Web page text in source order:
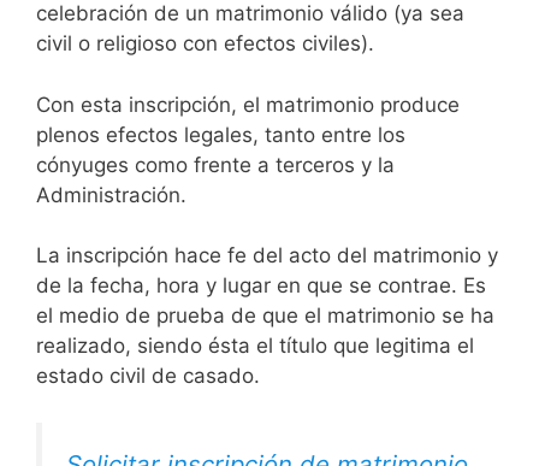
celebración de un matrimonio válido (ya sea
civil o religioso con efectos civiles).
Con esta inscripción, el matrimonio produce
plenos efectos legales, tanto entre los
cónyuges como frente a terceros y la
Administración.
La inscripción hace fe del acto del matrimonio y
de la fecha, hora y lugar en que se contrae. Es
el medio de prueba de que el matrimonio se ha
realizado, siendo ésta el título que legitima el
estado civil de casado.